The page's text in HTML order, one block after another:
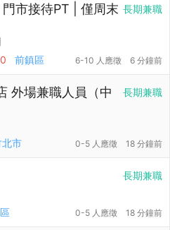
長期兼職
市接待PT | 僅周末
前鎮區 6-10 人應徵 6 分鐘前
長期兼職
外場兼職人員（中
北市 0-5 人應徵 18 分鐘前
長期兼職
0-5 人應徵 18 分鐘前